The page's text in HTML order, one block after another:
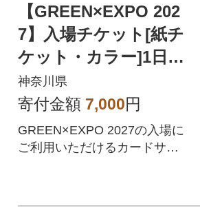
【GREEN×EXPO 202
7】入場チケット[紙チ
ケット・カラー]1日券
(小人)
神奈川県
寄付金額 7,000円
GREEN×EXPO 2027の入場に
ご利用いただけるカードサイ